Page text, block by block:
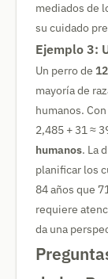
mediados de
su cuidado
Ejemplo 3:
Un perro de
mayoría de
humanos.
2,485 + 31 ≈
humanos. La
planificar los
84 años que
requiere
da una